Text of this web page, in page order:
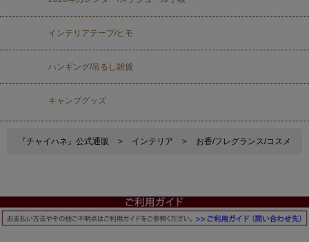
インテリアテープ/ヒモ
ハンギング/吊るし雑貨
キャンプグッズ
『チャイハネ』公式通販 > インテリア > お香/フレグランス/コスメ